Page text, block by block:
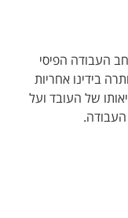
העבודה הפיסי
בידינו אחריות
של העובד ועל
העבודה.